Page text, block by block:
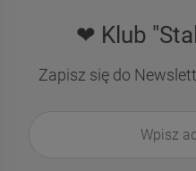
❤ Klub
Zapisz się do